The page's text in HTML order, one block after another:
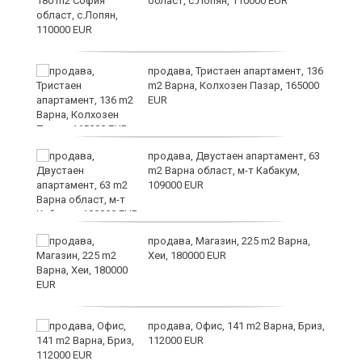
продава, Тристаен апартамент, 136
m2 Варна, Колхозен Пазар, 165000
EUR
продава, Двустаен апартамент, 63
m2 Варна област, м-т Кабакум,
109000 EUR
продава, Магазин, 225 m2 Варна,
Хеи, 180000 EUR
продава, Офис, 141 m2 Варна, Бриз,
112000 EUR